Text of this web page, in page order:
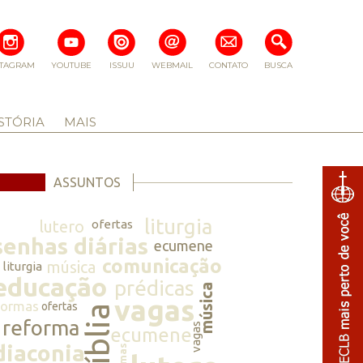
BUSCA
CONTATO
WEBMAIL
ISSUU
YOUTUBE
MAIS
ASSUNTOS
lutero ofertas liturgia
diárias ecumene
liturgia música comunicação
prédicasmúsica
ofertasbíbliavagas
reforma ecumenevagas